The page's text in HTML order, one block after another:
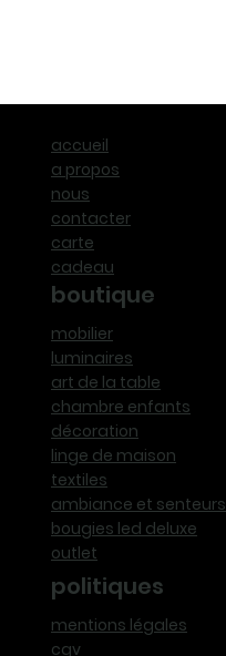
accueil
a propos
nous
contacter
carte
cadeau
boutique
mobilier
luminaires
art de la table
chambre enfants
décoration
linge de maison
textiles
ambiance et senteurs
bougies led deluxe
outlet
politiques
mentions légales
cgv